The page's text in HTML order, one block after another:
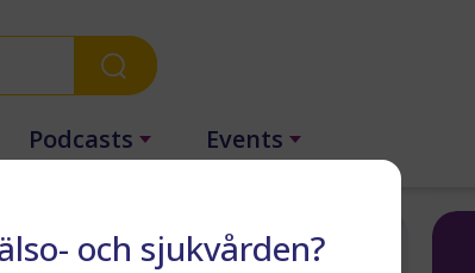
Podcasts Events
och sjukvården?